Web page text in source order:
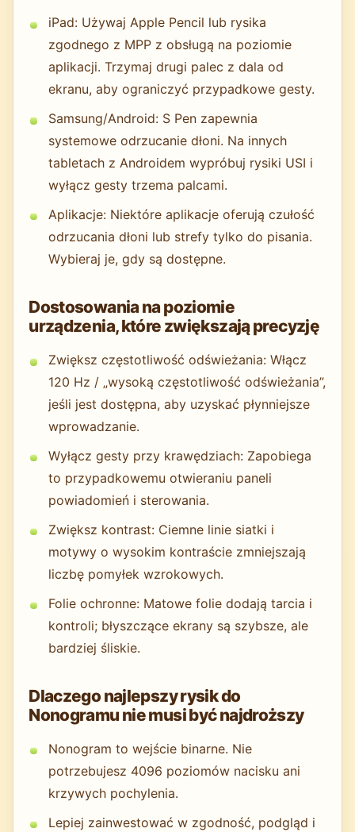
iPad: Używaj Apple Pencil lub rysika
zgodnego z MPP z obsługą na poziomie
aplikacji. Trzymaj drugi palec z dala od
ekranu, aby ograniczyć przypadkowe gesty.
Samsung/Android: S Pen zapewnia
systemowe odrzucanie dłoni. Na innych
tabletach z Androidem wypróbuj rysiki USI i
wyłącz gesty trzema palcami.
Aplikacje: Niektóre aplikacje oferują czułość
odrzucania dłoni lub strefy tylko do pisania.
Wybieraj je, gdy są dostępne.
Dostosowania na poziomie
urządzenia, które zwiększają precyzję
Zwiększ częstotliwość odświeżania: Włącz
120 Hz / „wysoką częstotliwość odświeżania”,
jeśli jest dostępna, aby uzyskać płynniejsze
wprowadzanie.
Wyłącz gesty przy krawędziach: Zapobiega
to przypadkowemu otwieraniu paneli
powiadomień i sterowania.
Zwiększ kontrast: Ciemne linie siatki i
motywy o wysokim kontraście zmniejszają
liczbę pomyłek wzrokowych.
Folie ochronne: Matowe folie dodają tarcia i
kontroli; błyszczące ekrany są szybsze, ale
bardziej śliskie.
Dlaczego najlepszy rysik do
Nonogramu nie musi być najdroższy
Nonogram to wejście binarne. Nie
potrzebujesz 4096 poziomów nacisku ani
krzywych pochylenia.
Lepiej zainwestować w zgodność, podgląd i